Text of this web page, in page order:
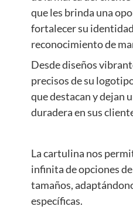
que les brinda una
fortalecer su
reconocimiento de
Desde diseños
precisos de su
que destacan y dejan
duradera en sus
La cartulina nos
infinita de opciones
tamaños,
específicas.